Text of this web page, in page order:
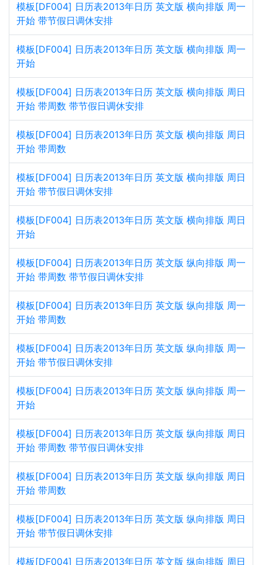
模板[DF004] 日历表2013年日历 英文版 横向排版 周一
开始 带节假日调休安排
模板[DF004] 日历表2013年日历 英文版 横向排版 周一
开始
模板[DF004] 日历表2013年日历 英文版 横向排版 周日
开始 带周数 带节假日调休安排
模板[DF004] 日历表2013年日历 英文版 横向排版 周日
开始 带周数
模板[DF004] 日历表2013年日历 英文版 横向排版 周日
开始 带节假日调休安排
模板[DF004] 日历表2013年日历 英文版 横向排版 周日
开始
模板[DF004] 日历表2013年日历 英文版 纵向排版 周一
开始 带周数 带节假日调休安排
模板[DF004] 日历表2013年日历 英文版 纵向排版 周一
开始 带周数
模板[DF004] 日历表2013年日历 英文版 纵向排版 周一
开始 带节假日调休安排
模板[DF004] 日历表2013年日历 英文版 纵向排版 周一
开始
模板[DF004] 日历表2013年日历 英文版 纵向排版 周日
开始 带周数 带节假日调休安排
模板[DF004] 日历表2013年日历 英文版 纵向排版 周日
开始 带周数
模板[DF004] 日历表2013年日历 英文版 纵向排版 周日
开始 带节假日调休安排
模板[DF004] 日历表2013年日历 英文版 纵向排版 周日